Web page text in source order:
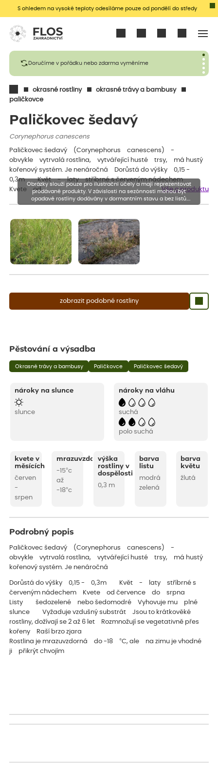
S ohledem na vysoké teploty odesíláme pouze od pondělí do středy
Doručíme v pořádku nebo zdarma vyměníme
okrasné rostliny
okrasné trávy a bambusy
paličkovce
Paličkovec šedavý
Corynephorus canescens
Paličkovec šedavý (Corynephorus canescens) -
obvykle vytrvalá rostlina, vytvářející husté trsy, má hustý
kořenový systém. Je nenáročná Dorůstá do výšky 0,15 -
0,3m Květ - laty stříbrné s červeným nádechem
Kvete od…
Vše o produktu
zobrazit podobné rostliny
Obrázky slouží pouze pro ilustrační účely a mají reprezentovat
prodávané produkty. V závislosti na sezónnosti mohou být
opadavé rostliny dodávány v dormantním stavu a bez listů.
Rostliny mohou být také sestřiženy níže, než je uvedená výška,
Pěstování a výsadba
Okrasné trávy a bambusy Paličkovce Paličkovec šedavý
nároky na slunce
slunce
nároky na vláhu
suchá
polo suchá
kvete v
měsících
červen
-
srpen
mrazuvzdornost
-15°c
až
-18°c
výška
rostliny v
dospělosti
0,3 m
barva
listu
modrá
zelená
barva
květu
žlutá
Podrobný popis
Paličkovec šedavý (Corynephorus canescens) -
obvykle vytrvalá rostlina, vytvářející husté trsy, má hustý
kořenový systém. Je nenáročná
Dorůstá do výšky 0,15 - 0,3m Květ - laty stříbrné s
červeným nádechem Kvete od července do srpna
Listy šedozelené nebo šedomodré Vyhovuje mu plné
slunce Vyžaduje vzdušný substrát Jsou to krátkověké
rostliny, dožívají se 2 až 6 let Rozmnožují se vegetativně přes
kořeny Raší brzo zjara
Rostlina je mrazuvzdorná do -18 °C, ale na zimu je vhodné
ji přikrýt chvojím